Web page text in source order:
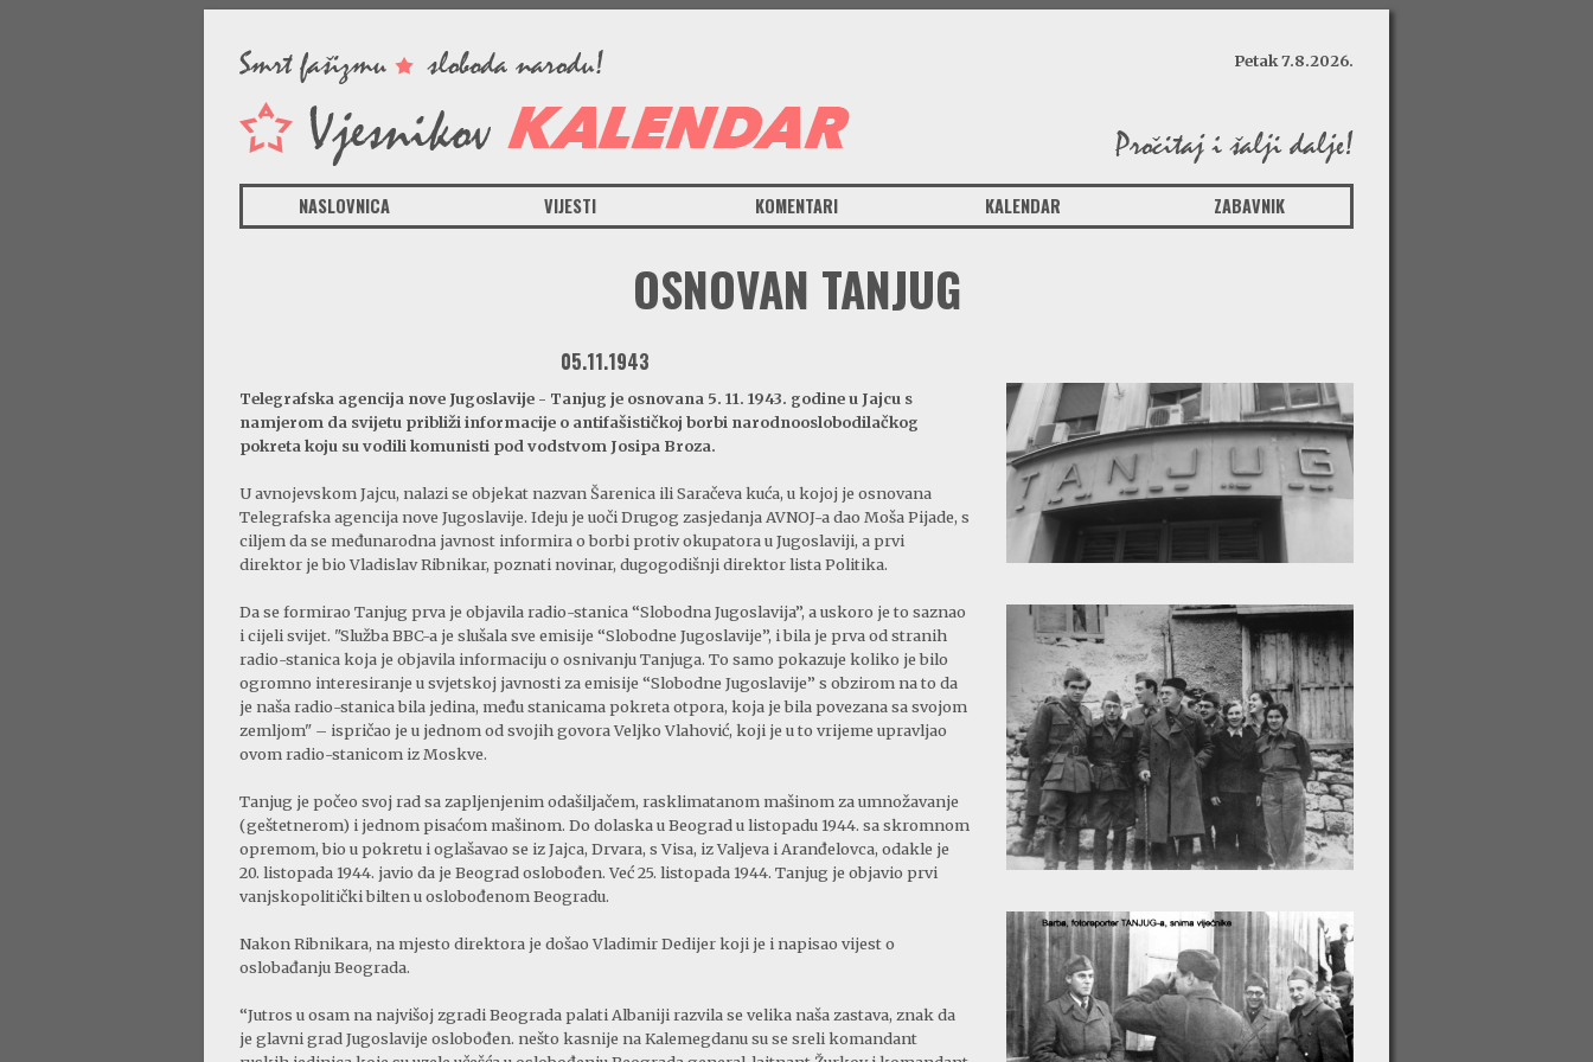
Petak 7.8.2026.
NASLOVNICA VIJESTI KOMENTARI KALENDAR ZABAVNIK
OSNOVAN TANJUG
05.11.1943
Telegrafska agencija nove Jugoslavije - Tanjug je osnovana 5. 11. 1943. godine u Jajcu s
namjerom da svijetu približi informacije o antifašističkoj borbi narodnooslobodilačkog
pokreta koju su vodili komunisti pod vodstvom Josipa Broza.
U avnojevskom Jajcu, nalazi se objekat nazvan Šarenica ili Saračeva kuća, u kojoj je osnovana
Telegrafska agencija nove Jugoslavije. Ideju je uoči Drugog zasjedanja AVNOJ-a dao Moša Pijade, s
ciljem da se međunarodna javnost informira o borbi protiv okupatora u Jugoslaviji, a prvi
direktor je bio Vladislav Ribnikar, poznati novinar, dugogodišnji direktor lista Politika.
Da se formirao Tanjug prva je objavila radio-stanica “Slobodna Jugoslavija”, a uskoro je to saznao
i cijeli svijet. "Služba BBC-a je slušala sve emisije “Slobodne Jugoslavije”, i bila je prva od stranih
radio-stanica koja je objavila informaciju o osnivanju Tanjuga. To samo pokazuje koliko je bilo
ogromno interesiranje u svjetskoj javnosti za emisije “Slobodne Jugoslavije” s obzirom na to da
je naša radio-stanica bila jedina, među stanicama pokreta otpora, koja je bila povezana sa svojom
zemljom" – ispričao je u jednom od svojih govora Veljko Vlahović, koji je u to vrijeme upravljao
ovom radio-stanicom iz Moskve.
Tanjug je počeo svoj rad sa zapljenjenim odašiljačem, rasklimatanom mašinom za umnožavanje
(geštetnerom) i jednom pisaćom mašinom. Do dolaska u Beograd u listopadu 1944. sa skromnom
opremom, bio u pokretu i oglašavao se iz Jajca, Drvara, s Visa, iz Valjeva i Aranđelovca, odakle je
20. listopada 1944. javio da je Beograd oslobođen. Već 25. listopada 1944. Tanjug je objavio prvi
vanjskopolitički bilten u oslobođenom Beogradu.
Nakon Ribnikara, na mjesto direktora je došao Vladimir Dedijer koji je i napisao vijest o
oslobađanju Beograda.
“Jutros u osam na najvišoj zgradi Beograda palati Albaniji razvila se velika naša zastava, znak da
je glavni grad Jugoslavije oslobođen. nešto kasnije na Kalemegdanu su se sreli komandant